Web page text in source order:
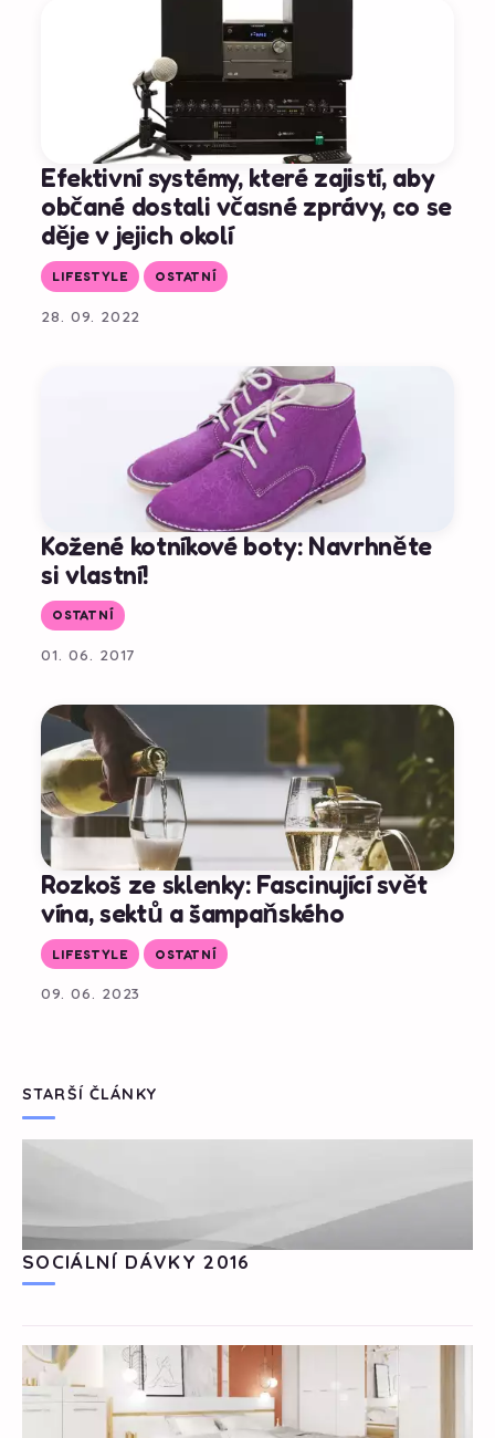
Efektivní systémy, které zajistí, aby
občané dostali včasné zprávy, co se
děje v jejich okolí
LIFESTYLE OSTATNÍ
28. 09. 2022
Kožené kotníkové boty: Navrhněte
si vlastní!
OSTATNÍ
01. 06. 2017
Rozkoš ze sklenky: Fascinující svět
vína, sektů a šampaňského
LIFESTYLE OSTATNÍ
09. 06. 2023
STARŠÍ ČLÁNKY
SOCIÁLNÍ DÁVKY 2016